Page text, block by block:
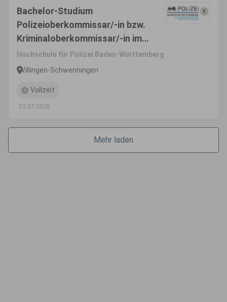
Bachelor-Studium
Polizeioberkommissar/-in bzw.
Kriminaloberkommissar/-in im
gehobenen
Polizeivollzugsdienst
Hochschule für Polizei Baden-Württemberg
Villingen-Schwenningen
Vollzeit
23.07.2026
Mehr laden